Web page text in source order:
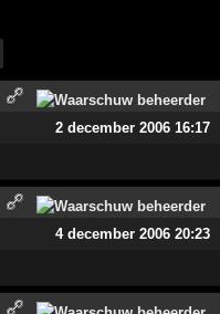
2 december 2006 16:17
4 december 2006 20:23